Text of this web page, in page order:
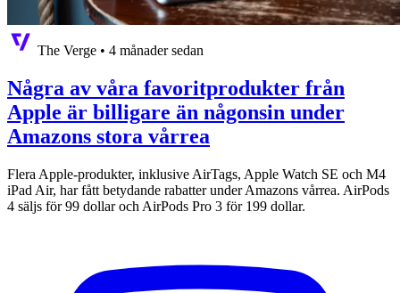
The Verge • 4 månader sedan
Några av våra favoritprodukter från
Apple är billigare än någonsin under
Amazons stora vårrea
Flera Apple-produkter, inklusive AirTags, Apple Watch SE och M4
iPad Air, har fått betydande rabatter under Amazons vårrea. AirPods
4 säljs för 99 dollar och AirPods Pro 3 för 199 dollar.